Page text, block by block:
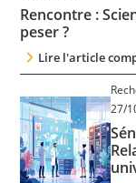
Tous les articles
Qui sommes
Contact
Rencontre :
peser ?
Lire l'article
27/